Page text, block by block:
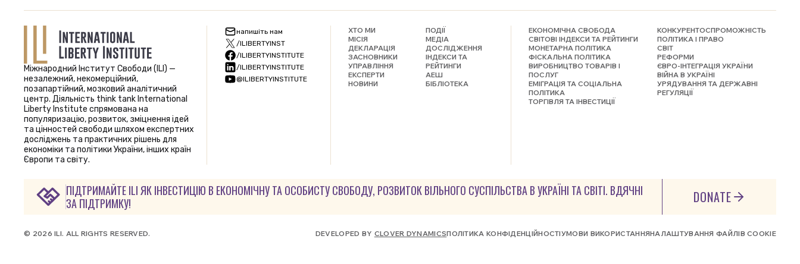
Міжнародний Інститут Свободи (ILI) —
незалежний, некомерційний,
позапартійний, мозковий аналітичний
центр. Діяльність think tank International
Liberty Institute спрямована на
популяризацію, розвиток, зміцнення ідей
та цінностей свободи шляхом експертних
досліджень та практичних рішень для
економіки та політики України, інших країн
Європи та світу.
напишіть нам
/ILIBERTYINST
/ILIBERTYINSTITUTE
/ILIBERTYINSTITUTE
@ILIBERTYINSTITUTE
ХТО МИ
МІСІЯ
ДЕКЛАРАЦІЯ
ЗАСНОВНИКИ
УПРАВЛІННЯ
ЕКСПЕРТИ
НОВИНИ
ПОДІЇ
МЕДІА
ДОСЛІДЖЕННЯ
ІНДЕКСИ ТА
РЕЙТИНГИ
АЕШ
БІБЛІОТЕКА
ЕКОНОМІЧНА СВОБОДА
СВІТОВІ ІНДЕКСИ ТА РЕЙТИНГИ
МОНЕТАРНА ПОЛІТИКА
ФІСКАЛЬНА ПОЛІТИКА
ВИРОБНИЦТВО ТОВАРІВ І
ПОСЛУГ
ЕМІГРАЦІЯ ТА СОЦІАЛЬНА
ПОЛІТИКА
ТОРГІВЛЯ ТА ІНВЕСТИЦІЇ
КОНКУРЕНТОСПРОМОЖНІСТЬ
ПОЛІТИКА І ПРАВО
СВІТ
РЕФОРМИ
ЄВРО-ІНТЕГРАЦІЯ УКРАЇНИ
ВІЙНА В УКРАЇНІ
УРЯДУВАННЯ ТА ДЕРЖАВНІ
РЕГУЛЯЦІЇ
ПІДТРИМАЙТЕ ILI ЯК ІНВЕСТИЦІЮ В ЕКОНОМІЧНУ ТА ОСОБИСТУ СВОБОДУ, РОЗВИТОК ВІЛЬНОГО СУСПІЛЬСТВА В УКРАЇНІ ТА СВІТІ. ВДЯЧНІ
ЗА ПІДТРИМКУ!
DONATE
DEVELOPED BY CLOVER DYNAMICSПОЛІТИКА КОНФІДЕНЦІЙНОСТІУМОВИ ВИКОРИСТАННЯНАЛАШТУВАННЯ ФАЙЛІВ COOKIE
© 2026 ILI. ALL RIGHTS RESERVED.